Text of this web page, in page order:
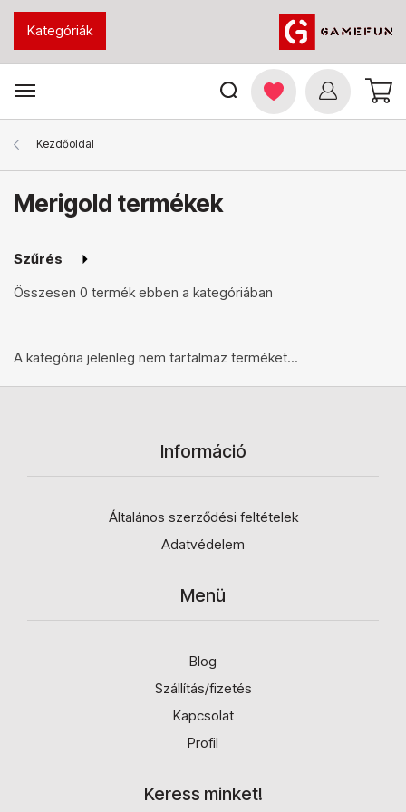
Kategóriák
Kezdőoldal
Merigold termékek
Szűrés
Összesen 0 termékebben a kategóriában
A kategória jelenleg nem tartalmaz terméket...
Információ
Általános szerződési feltételek
Adatvédelem
Menü
Blog
Szállítás/fizetés
Kapcsolat
Profil
Keress minket!